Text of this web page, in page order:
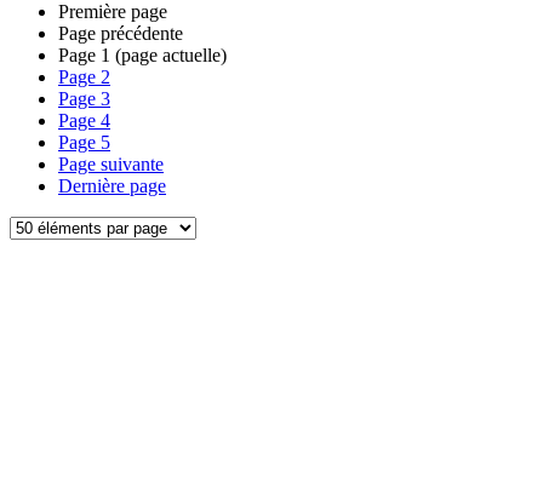
Première page
Page précédente
Page 1 (page actuelle)
Page 2
Page 3
Page 4
Page 5
Page suivante
Dernière page